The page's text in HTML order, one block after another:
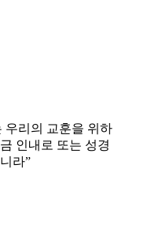
우리의 교훈을 위하
인내로 또는 성경
라”